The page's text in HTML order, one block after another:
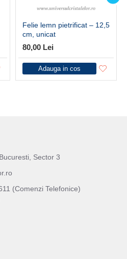
Felie lemn pietrificat – 12,5
cm, unicat
80,00 Lei
Adauga in cos
Sector 3
(Comenzi Telefonice)